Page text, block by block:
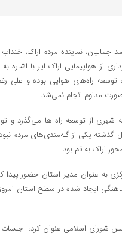
جمالیان، نماینده مردم اراک،
از هواپیمایی اراک ایر با اشاره به
توسعه راه‌های هوایی بوده و علی
مداوم انجام نمی‌شد.
شهری از توسعه راه ها می‌گذرد و
یکی از گله‌مندی‌های مردم نبود
اراک به قم بود.
به عنوان مدیر استان حضور
ایجاد شده در سطح استان امروز
شورای اسلامی عنوان کرد: جلسات